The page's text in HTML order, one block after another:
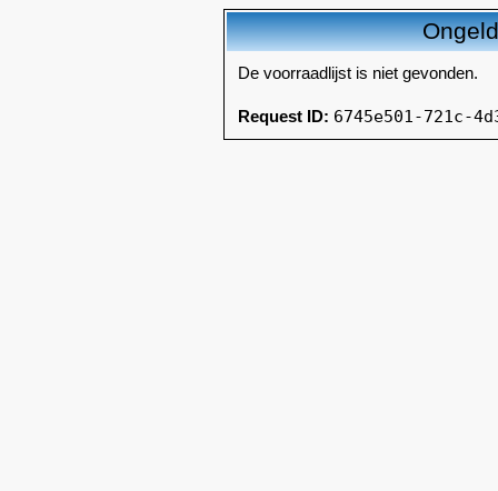
De voorraadlijst is niet gevonden.
Request ID: 6745e501-721c-